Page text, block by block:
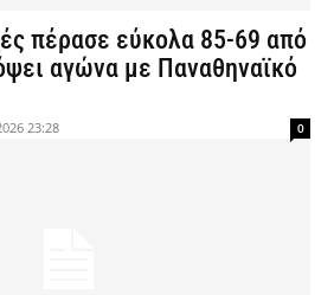
πέρασε εύκολα 85-69 από
αγώνα με Παναθηναϊκό
23:28 0